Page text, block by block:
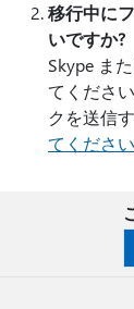
移行中に
いですか?
Skype ま
てくださ
クを送信
てください